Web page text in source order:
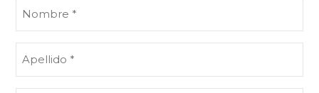
(Obligatorio)